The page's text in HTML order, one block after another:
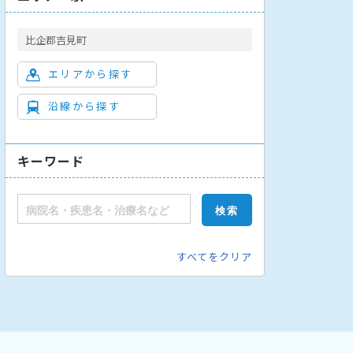
比企郡吉見町
エリアから探す
沿線から探す
キーワード
すべてをクリア